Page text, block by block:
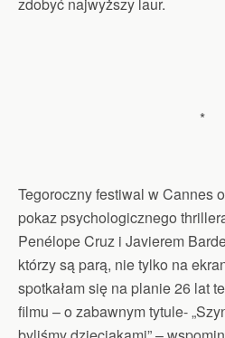
*
Tegoroczny festiwal w Cannes
pokaz psychologicznego
Penélope Cruz i Javierem
którzy są parą, nie tylko na
spotkałam się na planie 26 lat
filmu – o zabawnym tytule-